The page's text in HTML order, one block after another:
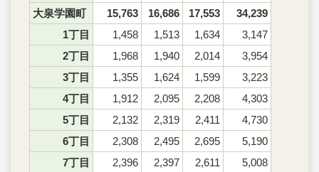
大泉学園町
15,763 16,686 17,553
34,239
1丁目
1,458 1,513 1,634
3,147
2丁目
1,968 1,940 2,014
3,954
3丁目
1,355 1,624 1,599
3,223
4丁目
1,912 2,095 2,208
4,303
5丁目
2,132 2,319 2,411
4,730
6丁目
2,308 2,495 2,695
5,190
7丁目
2,396 2,397 2,611
5,008